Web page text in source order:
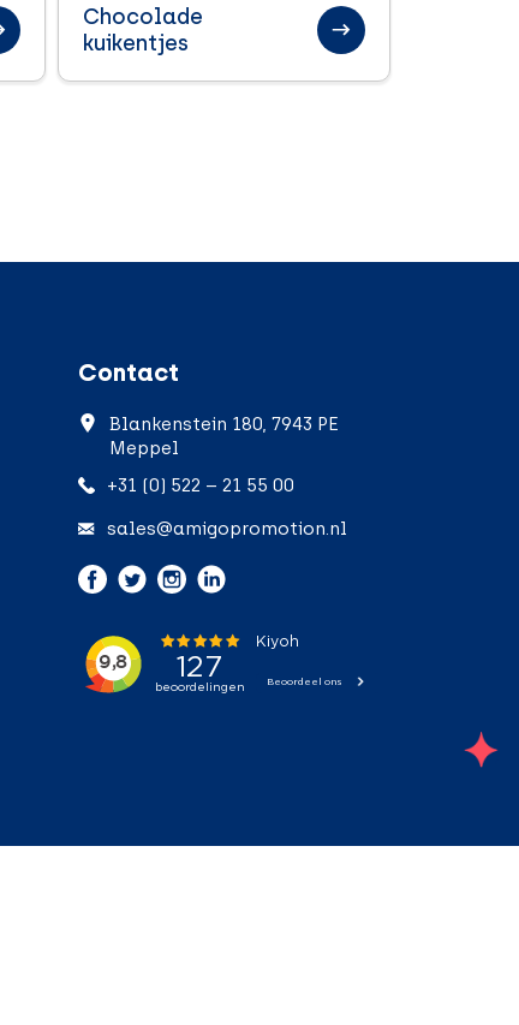
Chocolade
kuikentjes
Contact
Blankenstein 180, 7943 PE
Meppel
+31 (0) 522 – 21 55 00
sales@amigopromotion.nl
;